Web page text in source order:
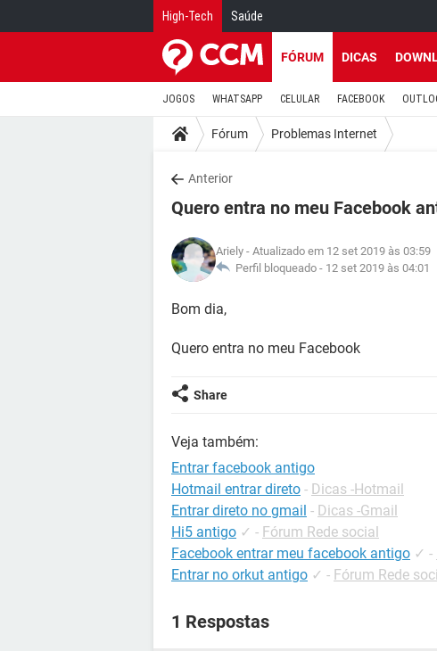
High-Tech Saúde
FÓRUM DICAS
JOGOS WHATSAPP CELULAR FACEBOOK
Fórum Problemas Internet
Anterior
Quero entra no meu Facebook
Ariely - Atualizado em 12 set 2019 às 03:59
Perfil bloqueado - 12 set 2019 às 04:01
Bom dia,
Quero entra no meu Facebook
Share
Veja também:
Entrar facebook antigo
Hotmail entrar direto - Dicas -Hotmail
Entrar direto no gmail - Dicas -Gmail
Hi5 antigo ✓ - Fórum Rede social
Facebook entrar meu facebook antigo ✓ -
Entrar no orkut antigo ✓ - Fórum Rede
1 Respostas